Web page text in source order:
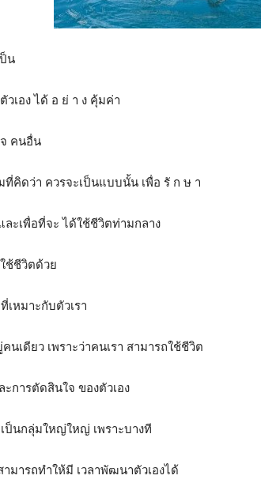
น
วเอง ได้ อ ย่ า ง คุ้มค่า
จ คนอื่น
ที่คิดว่า ควรจะเป็นแบบนั้น เพื่อ รั ก ษ า
ละเพื่อที่จะ ได้ใช้ชีวิตท่ามกลาง
ช้ชีวิตด้วย
เหมาะกับตัวเรา
นเดียว เพราะว่าคนเรา สามารถใช้ชีวิต
การตัดสินใจ ของตัวเอง
ป็นกลุ่มใหญ่ใหญ่ เพราะบางที
มารถทำให้มี เวลาพัฒนาตัวเองได้